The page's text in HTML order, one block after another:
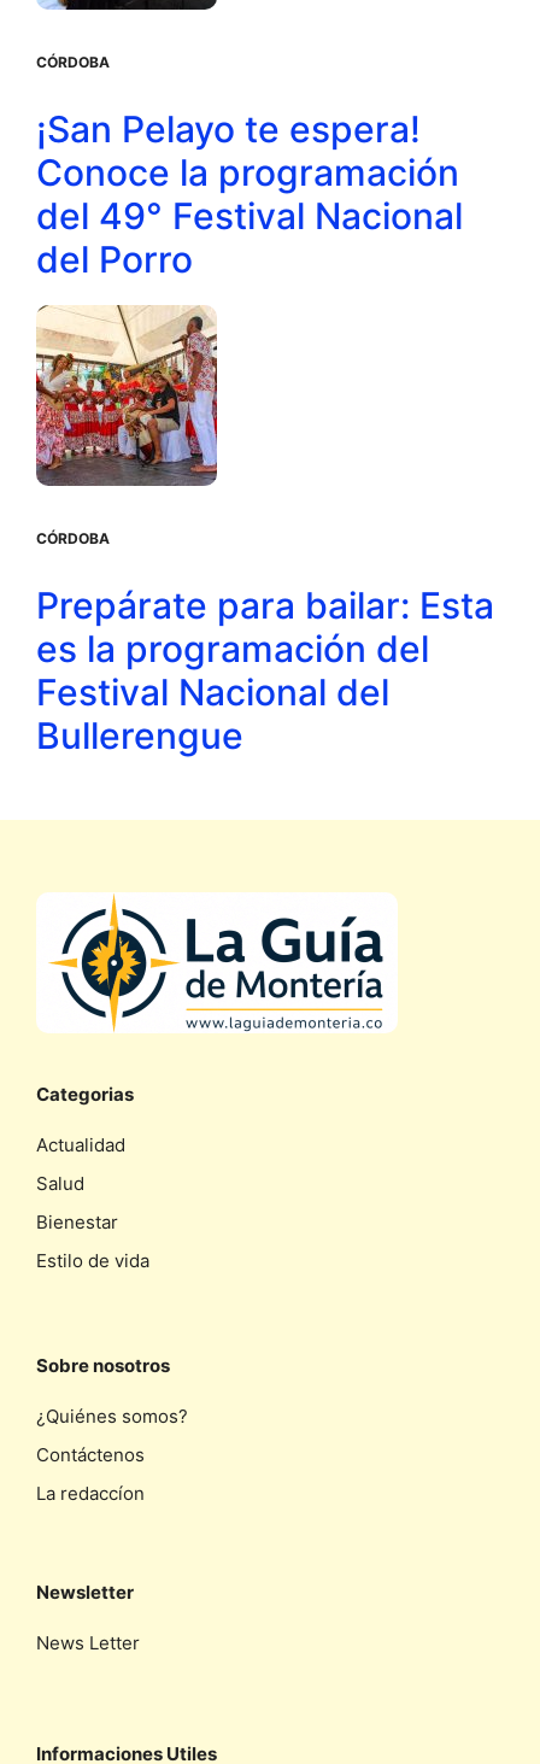
CÓRDOBA
¡San Pelayo te espera!
Conoce la programación
del 49° Festival Nacional
del Porro
CÓRDOBA
Prepárate para bailar: Esta
es la programación del
Festival Nacional del
Bullerengue
Categorias
Actualidad
Salud
Bienestar
Estilo de vida
Sobre nosotros
¿Quiénes somos?
Contáctenos
La redaccíon
Newsletter
News Letter
Informaciones Utiles